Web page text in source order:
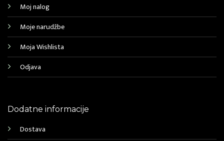
Moj nalog
Moje narudžbe
Moja Wishlista
Odjava
Dodatne informacije
Dostava